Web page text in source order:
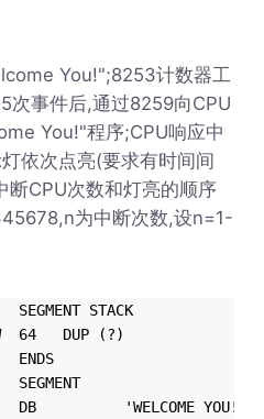
You!";8253计数器工
次事件后,通过8259向CPU
You!"程序;CPU响应中
依次点亮(要求有时间间
断CPU次数和灯亮的顺序
为中断次数,设n=1-
STACK				SEGMENT	STACK
				DW	64   DUP (?)
STACK 				ENDS
DATA 				SEGMENT
MESS				DB